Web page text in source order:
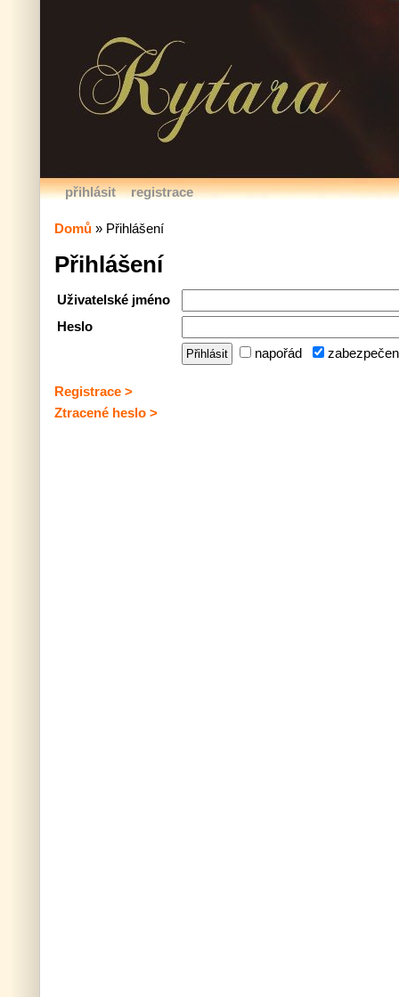
přihlásit registrace
Domů » Přihlášení
Přihlášení
Uživatelské jméno
Heslo
napořád
Registrace >
Ztracené heslo >